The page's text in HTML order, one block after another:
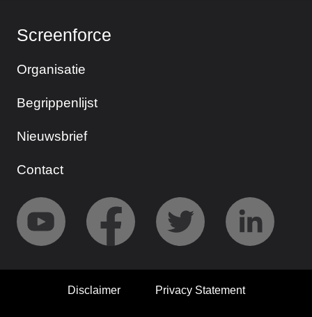
Screenforce
Organisatie
Begrippenlijst
Nieuwsbrief
Contact
Disclaimer Privacy Statement